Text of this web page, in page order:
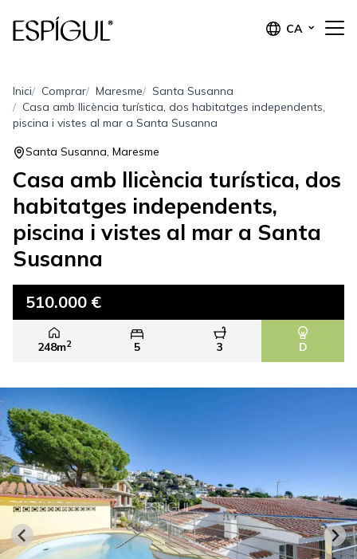
CA
Inici Comprar Maresme
Santa Susanna
Casa amb llicència turística, dos habitatges independents,
piscina i vistes al mar a Santa Susanna
Santa Susanna, Maresme
Casa amb llicència turística, dos
habitatges independents,
piscina i vistes al mar a Santa
Susanna
510.000 €
248m2 5 3 D